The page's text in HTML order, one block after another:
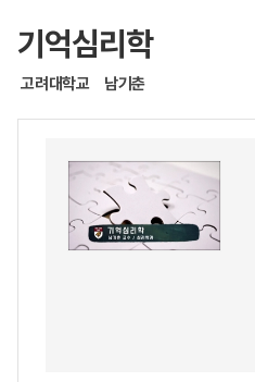
기억심리학
고려대학교 남기춘